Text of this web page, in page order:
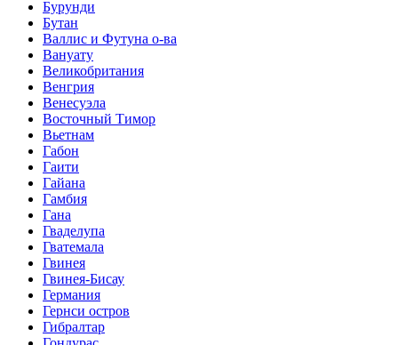
Бурунди
Бутан
Валлис и Футуна о-ва
Вануату
Великобритания
Венгрия
Венесуэла
Восточный Тимор
Вьетнам
Габон
Гаити
Гайана
Гамбия
Гана
Гваделупа
Гватемала
Гвинея
Гвинея-Бисау
Германия
Гернси остров
Гибралтар